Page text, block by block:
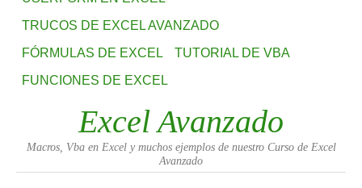
TRUCOS DE EXCEL AVANZADO
FÓRMULAS DE EXCEL
TUTORIAL DE VBA
FUNCIONES DE EXCEL
Excel Avanzado
Macros, Vba en Excel y muchos ejemplos de nuestro Curso de Excel
Avanzado